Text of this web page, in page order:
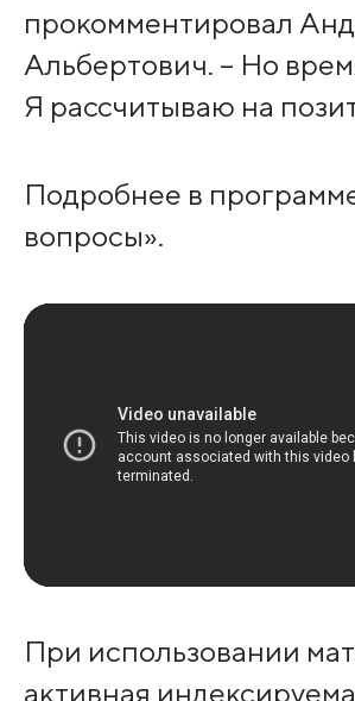
прокомментировал
Альбертович. – Но
Я рассчитываю на
Подробнее в
вопросы».
При использовании
активная